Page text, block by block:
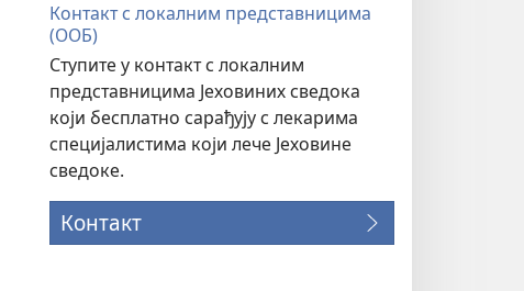
Контакт с локалним представницима
(ООБ)
Ступите у контакт с локалним
представницима Јеховиних сведока
који бесплатно сарађују с лекарима
специјалистима који лече Јеховине
сведоке.
Контакт